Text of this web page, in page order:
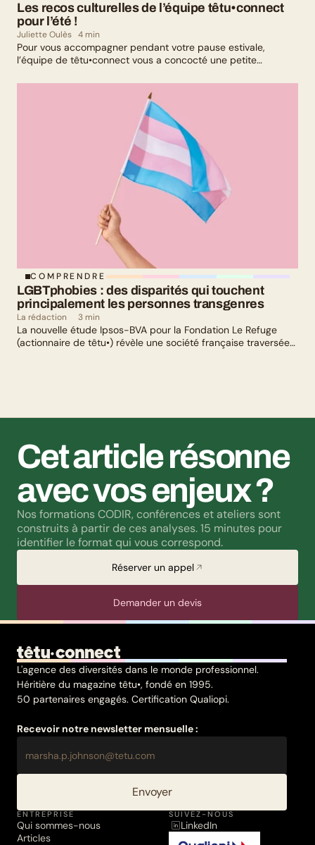
Les recos culturelles de l’équipe têtu•connect
pour l’été !
Juliette Oulès 4 min
Pour vous accompagner pendant votre pause estivale,
l’équipe de têtu•connect vous a concocté une petite
culturelle : il y en a pour tous les goûts !
COMPRENDRE
LGBTphobies : des disparités qui touchent
principalement les personnes transgenres
La rédaction 3 min
La nouvelle étude Ipsos-BVA pour la Fondation Le Refuge
(actionnaire de têtu•) révèle une société française traversée
Cet article résonne
avec vos enjeux ?
Nos formations CODIR, conférences et ateliers sont
construits à partir de ces analyses. 15 minutes pour
identifier le format qui vous correspond.
Réserver un appel
Demander un devis
L'agence des diversités dans le monde professionnel.
Héritière du magazine têtu•, fondé en 1995.
50 partenaires engagés. Certification Qualiopi.
Recevoir notre newsletter mensuelle :
Envoyer
ENTREPRISE
Qui sommes-nous
Articles
SUIVEZ-NOUS
LinkedIn